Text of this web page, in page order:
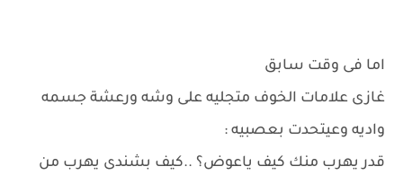
اما فى وقت سابق
غازى علامات الخوف متجليه على وشه ورعشة جسمه
واديه وعيتحدت بعصبيه :
قدر يهرب منك كيف ياعوض؟ ..كيف بشندى يهرب من